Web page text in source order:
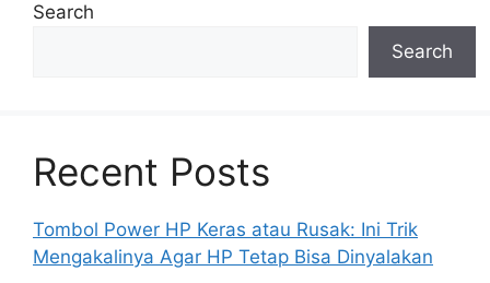
Search
Search
Recent Posts
Tombol Power HP Keras atau Rusak: Ini Trik
Mengakalinya Agar HP Tetap Bisa Dinyalakan